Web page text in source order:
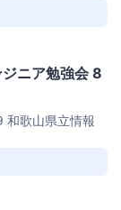
ニア勉強会 8
和歌山県立情報